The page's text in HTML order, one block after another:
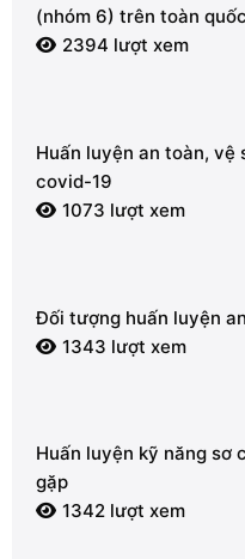
(nhóm 6) trên toàn quốc
2394 lượt xem
Huấn luyện an toàn, vệ
covid-19
1073 lượt xem
Đối tượng huấn luyện
1343 lượt xem
Huấn luyện kỹ năng sơ
gặp
1342 lượt xem